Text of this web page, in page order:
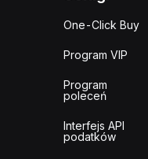
One-Click Buy
Program VIP
Program
poleceń
Interfejs API
podatków